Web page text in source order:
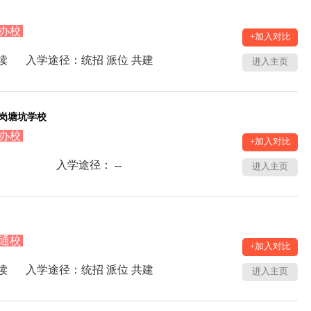
校
入学途径：统招 派位 共建
+加入对比
进入主页
塘坑学校
校
入学途径： --
+加入对比
进入主页
校
入学途径：统招 派位 共建
+加入对比
进入主页